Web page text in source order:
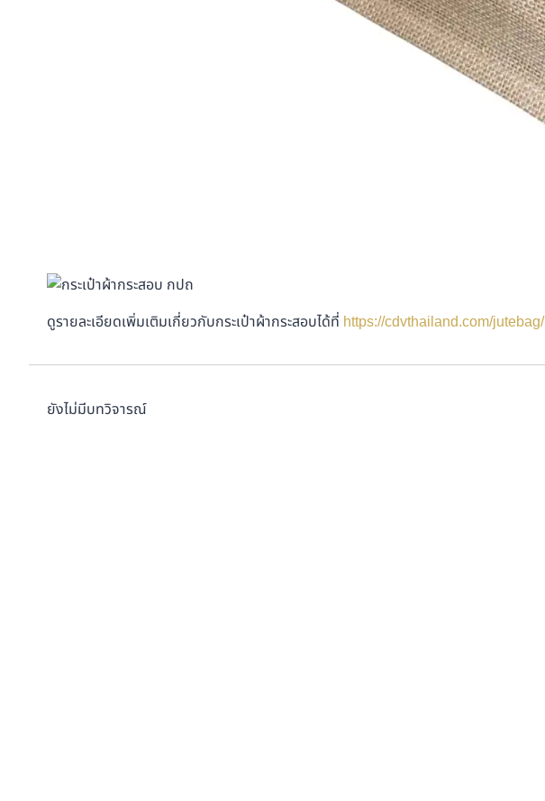
ดูรายละเอียดเพิ่มเติมเกี่ยวกับกระเป๋าผ้ากระสอบได้ที่ https://cdvthailand.com/jutebag/
ยังไม่มีบทวิจารณ์